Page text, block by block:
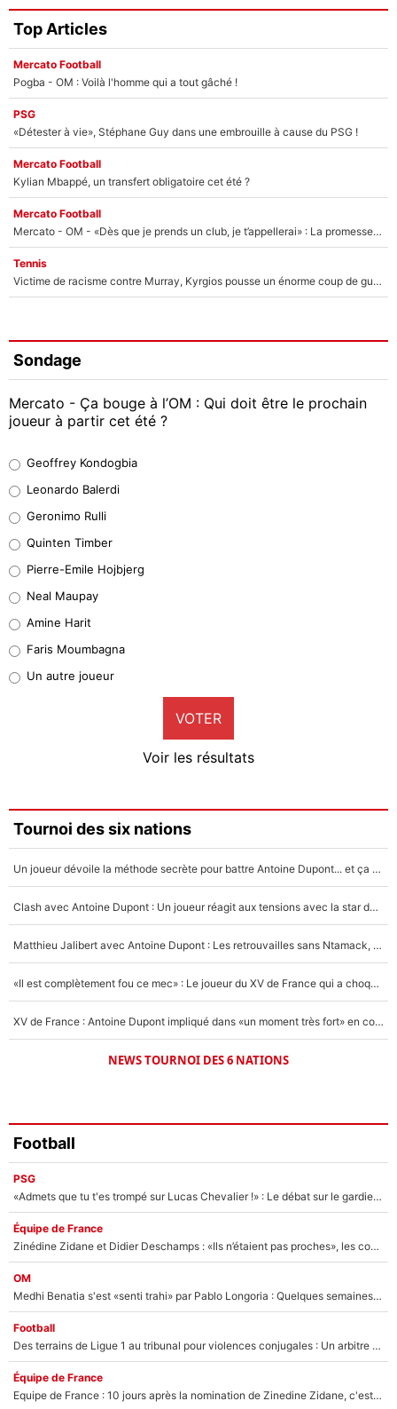
Top Articles
Mercato Football
Pogba - OM : Voilà l'homme qui a tout gâché !
PSG
«Détester à vie», Stéphane Guy dans une embrouille à cause du PSG !
Mercato Football
Kylian Mbappé, un transfert obligatoire cet été ?
Mercato Football
Mercato - OM - «Dès que je prends un club, je t’appellerai» : La promesse de Marcelino au moment de claquer la porte
Tennis
Victime de racisme contre Murray, Kyrgios pousse un énorme coup de gueule !
Sondage
Mercato - Ça bouge à l’OM : Qui doit être le prochain
joueur à partir cet été ?
38%
32%
5%
1%
9%
Faris Moumbagna
4%
Un autre joueur
5%
Geoffrey Kondogbia
Leonardo Balerdi
Geronimo Rulli
Quinten Timber
Pierre-Emile Hojbjerg
Neal Maupay
Amine Harit
Faris Moumbagna
Un autre joueur
VOTER
Voir les résultats
Tournoi des six nations
Un joueur dévoile la méthode secrète pour battre Antoine Dupont... et ça marche !
Clash avec Antoine Dupont : Un joueur réagit aux tensions avec la star du XV de France !
Matthieu Jalibert avec Antoine Dupont : Les retrouvailles sans Ntamack, «il y a eu des discussions»
«Il est complètement fou ce mec» : Le joueur du XV de France qui a choqué Matthieu Jalibert !
XV de France : Antoine Dupont impliqué dans «un moment très fort» en coulisses
NEWS TOURNOI DES 6 NATIONS
Football
PSG
«Admets que tu t'es trompé sur Lucas Chevalier !» : Le débat sur le gardien du PSG vire au clash à l'After Foot
Équipe de France
Zinédine Zidane et Didier Deschamps : «Ils n’étaient pas proches», les confidences d’un membre de l’équipe de France 1998 sur leur relation spéciale
OM
Medhi Benatia s'est «senti trahi» par Pablo Longoria : Quelques semaines après son départ, l'ancien directeur de football de l'OM règle ses comptes
Football
Des terrains de Ligue 1 au tribunal pour violences conjugales : Un arbitre français encourt une peine de 18 mois de prison !
Équipe de France
Equipe de France : 10 jours après la nomination de Zinedine Zidane, c'est au tour de son fils de prendre un nouveau départ !